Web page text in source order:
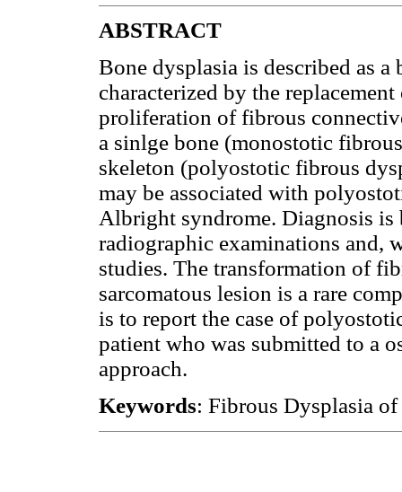
ABSTRACT
Bone dysplasia is described as
characterized by the
proliferation of fibrous
a sinlge bone (monostotic
skeleton (polyostotic fibrous
may be associated with
Albright syndrome. Diagnosis is
radiographic examinations and,
studies. The transformation of
sarcomatous lesion is a rare
is to report the case of
patient who was submitted to a
approach.
Keywords: Fibrous Dysplasia